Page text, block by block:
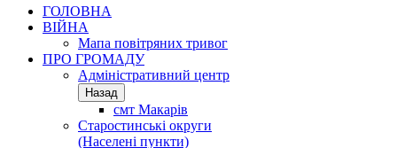
ГОЛОВНА
ВІЙНА
Мапа повітряних тривог
ПРО ГРОМАДУ
Aдміністративний центр
Назад
смт Макарів
Старостинські округи
(Населені пункти)